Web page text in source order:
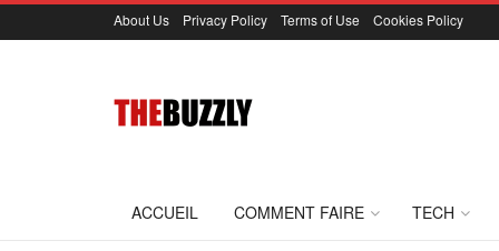
About Us Privacy Policy Terms of Use Cookies Policy
ACCUEIL COMMENT FAIRE TECH